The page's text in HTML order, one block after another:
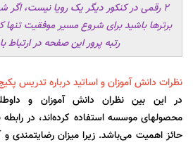
2 رقمی در کنکور دیگر یک رویا نیست، اگر
برترها باشید برای شروع مسیر موفقیت
رتبه پرور این صفحه در ارتباط
نظرات دانش آموزان و اساتید درباره تدریس
در این بین نظران دانش آموزان و
محصولهای موسسه استفاده کرده‌اند، در
حائز اهمیت می‌باشد. زیرا میزان رضایتمندی